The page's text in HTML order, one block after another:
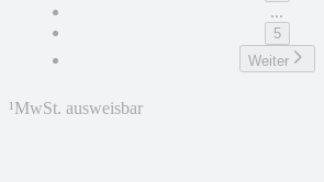
...
5
Weiter
¹MwSt. ausweisbar